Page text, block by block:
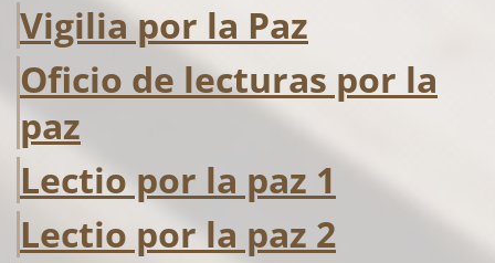
Vigilia por la Paz
Oficio de lecturas por la
paz
Lectio por la paz 1
Lectio por la paz 2